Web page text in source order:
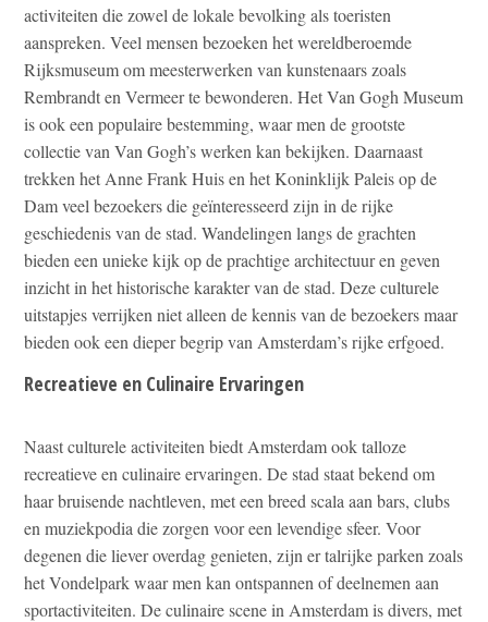
activiteiten die zowel de lokale bevolking als toeristen
aanspreken. Veel mensen bezoeken het wereldberoemde
Rijksmuseum om meesterwerken van kunstenaars zoals
Rembrandt en Vermeer te bewonderen. Het Van Gogh Museum
is ook een populaire bestemming, waar men de grootste
collectie van Van Gogh’s werken kan bekijken. Daarnaast
trekken het Anne Frank Huis en het Koninklijk Paleis op de
Dam veel bezoekers die geïnteresseerd zijn in de rijke
geschiedenis van de stad. Wandelingen langs de grachten
bieden een unieke kijk op de prachtige architectuur en geven
inzicht in het historische karakter van de stad. Deze culturele
uitstapjes verrijken niet alleen de kennis van de bezoekers maar
bieden ook een dieper begrip van Amsterdam’s rijke erfgoed.
Recreatieve en Culinaire Ervaringen
Naast culturele activiteiten biedt Amsterdam ook talloze
recreatieve en culinaire ervaringen. De stad staat bekend om
haar bruisende nachtleven, met een breed scala aan bars, clubs
en muziekpodia die zorgen voor een levendige sfeer. Voor
degenen die liever overdag genieten, zijn er talrijke parken zoals
het Vondelpark waar men kan ontspannen of deelnemen aan
sportactiviteiten. De culinaire scene in Amsterdam is divers, met